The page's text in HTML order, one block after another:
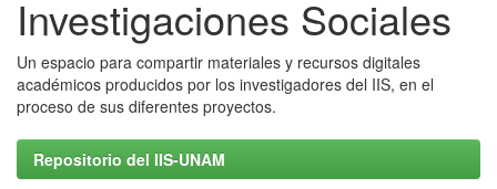
Investigaciones Sociales
Un espacio para compartir materiales y recursos digitales
académicos producidos por los investigadores del IIS, en el
proceso de sus diferentes proyectos.
Repositorio del IIS-UNAM